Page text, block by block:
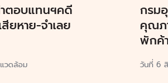
ตอบแทนฯคดี
ยหาย-จำเลย
วดล้อม
กรม
คุณภ
พักค้
วันที่ 6